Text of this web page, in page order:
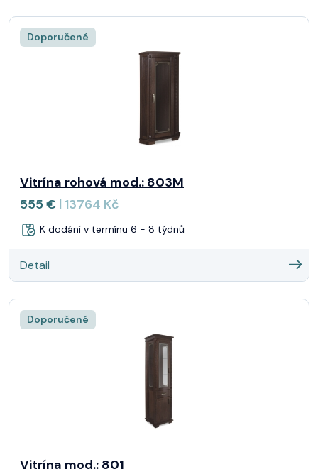
Doporučené
Vitrína rohová mod.: 803M
555 € | 13764 Kč
K dodání v termínu 6 - 8 týdnů
Detail
Doporučené
Vitrína mod.: 801